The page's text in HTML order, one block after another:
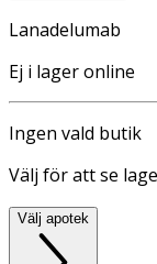
Lanadelumab
Ej i lager online
Ingen vald butik
Välj för att se
Välj apotek